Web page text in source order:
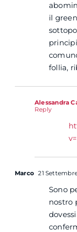
il
follia,
Alessandra
Reply
Marco 21 Settembre
Sono
nostro